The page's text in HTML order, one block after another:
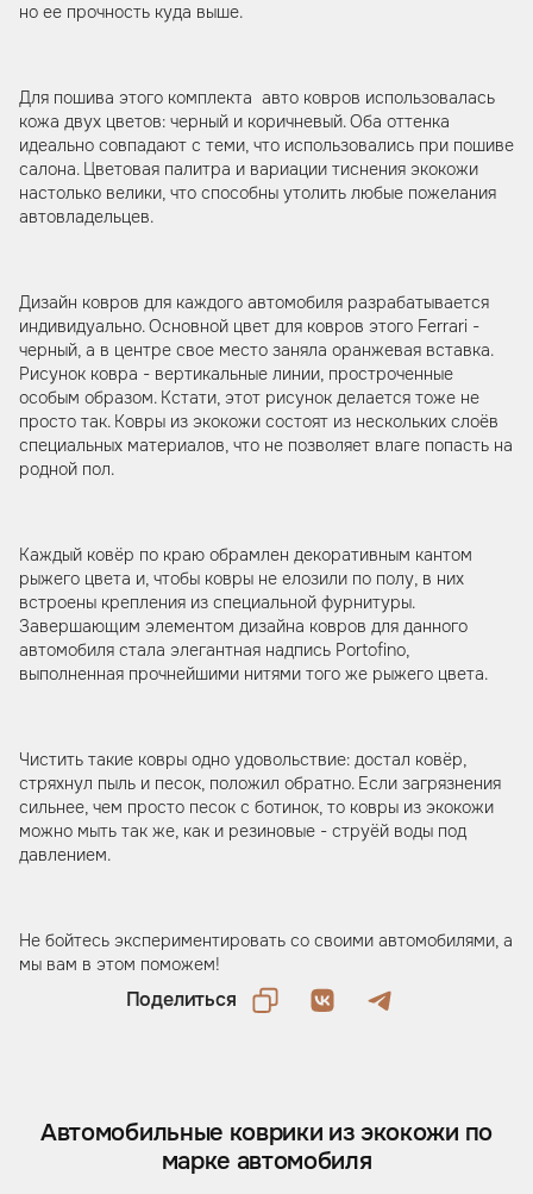
но ее прочность куда выше.
Для пошива этого комплекта авто ковров использовалась
кожа двух цветов: черный и коричневый. Оба оттенка
идеально совпадают с теми, что использовались при пошиве
салона. Цветовая палитра и вариации тиснения экокожи
настолько велики, что способны утолить любые пожелания
автовладельцев.
Дизайн ковров для каждого автомобиля разрабатывается
индивидуально. Основной цвет для ковров этого Ferrari -
черный, а в центре свое место заняла оранжевая вставка.
Рисунок ковра - вертикальные линии, простроченные
особым образом. Кстати, этот рисунок делается тоже не
просто так. Ковры из экокожи состоят из нескольких слоёв
специальных материалов, что не позволяет влаге попасть на
родной пол.
Каждый ковёр по краю обрамлен декоративным кантом
рыжего цвета и, чтобы ковры не елозили по полу, в них
встроены крепления из специальной фурнитуры.
Завершающим элементом дизайна ковров для данного
автомобиля стала элегантная надпись Portofino,
выполненная прочнейшими нитями того же рыжего цвета.
Чистить такие ковры одно удовольствие: достал ковёр,
стряхнул пыль и песок, положил обратно. Если загрязнения
сильнее, чем просто песок с ботинок, то ковры из экокожи
можно мыть так же, как и резиновые - струёй воды под
давлением.
Не бойтесь экспериментировать со своими автомобилями, а
мы вам в этом поможем!
Поделиться
Автомобильные коврики из экокожи по
марке автомобиля